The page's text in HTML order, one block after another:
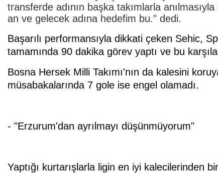
transferde adının başka takımlarla
an ve gelecek adına hedefim bu." dedi.
Başarılı performansıyla dikkati çeken Sehic,
tamamında 90 dakika görev yaptı ve bu
Bosna Hersek Milli Takımı'nın da kalesini
müsabakalarında 7 gole ise engel olamadı.
- "Erzurum'dan ayrılmayı düşünmüyorum"
Yaptığı kurtarışlarla ligin en iyi kalecilerinden